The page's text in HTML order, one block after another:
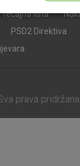
Tečajna lista
PSD2 Direktiva
prava pridržana.